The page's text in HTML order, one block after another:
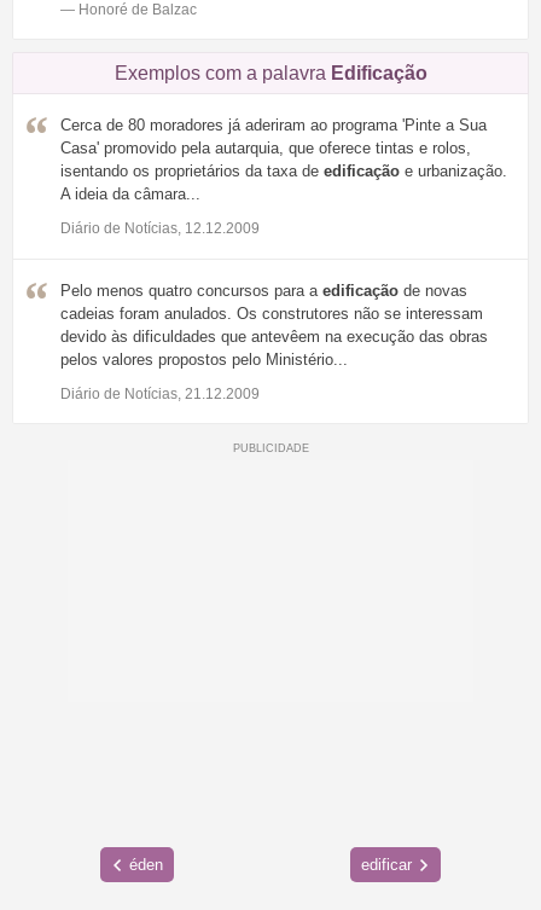
— Honoré de Balzac
Exemplos com a palavra Edificação
Cerca de 80 moradores já aderiram ao programa 'Pinte a Sua
Casa' promovido pela autarquia, que oferece tintas e rolos,
isentando os proprietários da taxa de edificação e urbanização.
A ideia da câmara...
Diário de Notícias, 12.12.2009
Pelo menos quatro concursos para a edificação de novas
cadeias foram anulados. Os construtores não se interessam
devido às dificuldades que antevêem na execução das obras
pelos valores propostos pelo Ministério...
Diário de Notícias, 21.12.2009
éden edificar